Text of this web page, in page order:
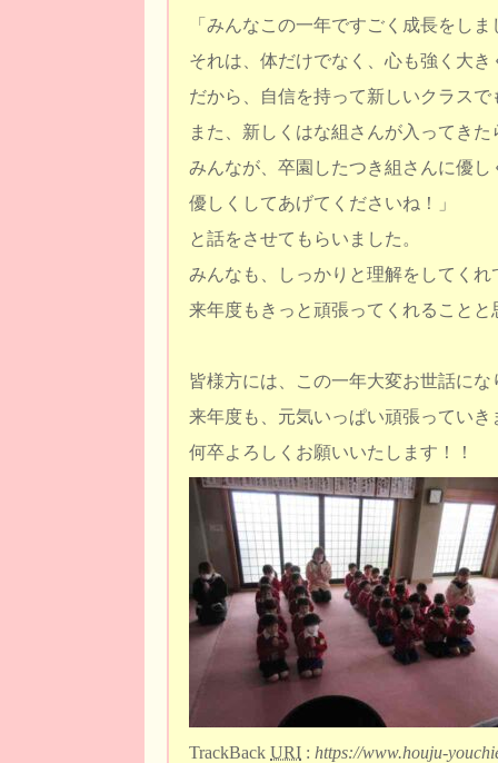
「みんなこの一年ですごく成長をしま
それは、体だけでなく、心も強く大き
だから、自信を持って新しいクラス
また、新しくはな組さんが入ってきた
みんなが、卒園したつき組さんに優
優しくしてあげてくださいね！」
と話をさせてもらいました。
みんなも、しっかりと理解をしてくれ
来年度もきっと頑張ってくれることと
皆様方には、この一年大変お世話にな
来年度も、元気いっぱい頑張っていき
何卒よろしくお願いいたします！！
TrackBack URI : https://www.houju-